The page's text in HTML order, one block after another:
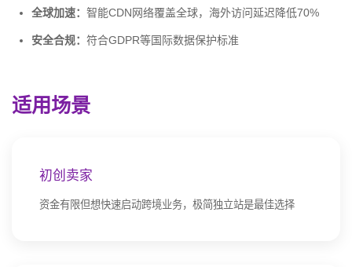
全球加速： 智能CDN网络覆盖全球，海外访问延迟降低70%
安全合规： 符合GDPR等国际数据保护标准
适用场景
初创卖家
资金有限但想快速启动跨境业务，极简独立站是最佳选择